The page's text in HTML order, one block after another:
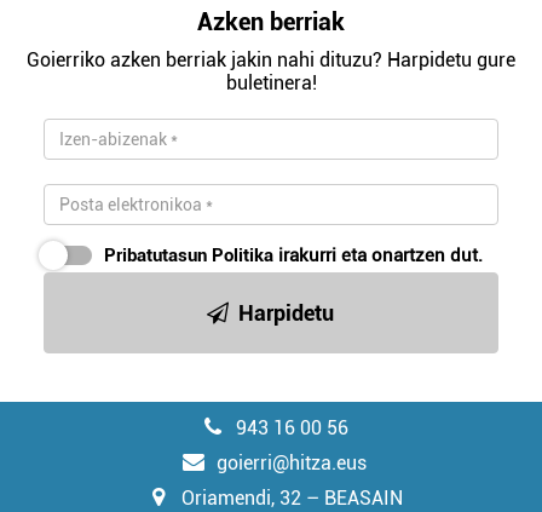
Azken berriak
Goierriko azken berriak jakin nahi dituzu? Harpidetu gure
buletinera!
Pribatutasun Politika irakurri eta onartzen dut.
Harpidetu
943 16 00 56
goierri@hitza.eus
Oriamendi, 32 – BEASAIN